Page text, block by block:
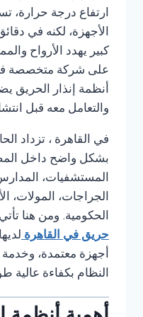
ارتفاع درجة حرارة،
الأجهزة، لكنه في
كبير يهدد الأرواح
على شركة متخصصة
أنظمة إنذار الحريق
والتعامل معه قبل
في القاهرة ، تزداد
بشكل واضح داخل
المستشفيات،
الجراجات، المولات،
الحكومية. ومن هنا تأتي
حريق في القاهرة
أجهزة معتمدة، وخدمة
النظام بكفاءة عالية